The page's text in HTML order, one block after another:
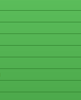
(ЕК), Европейската
съвместно
Европейския съюз,
в базата данни за